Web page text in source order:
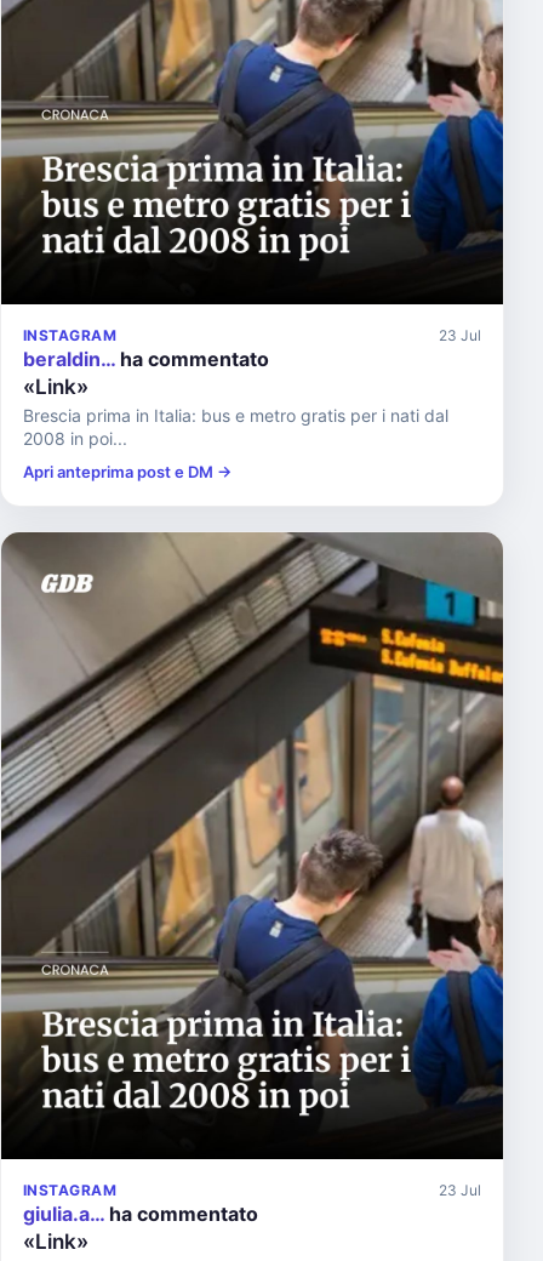
INSTAGRAM 23 Jul
beraldin… ha commentato
«Link»
Brescia prima in Italia: bus e metro gratis per i nati dal
2008 in poi...
Apri anteprima post e DM →
INSTAGRAM 23 Jul
giulia.a… ha commentato
«Link»